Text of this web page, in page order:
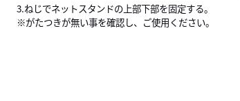
3.ねじでネットスタンドの上部下部を固定する。
※がたつきが無い事を確認し、ご使用ください。